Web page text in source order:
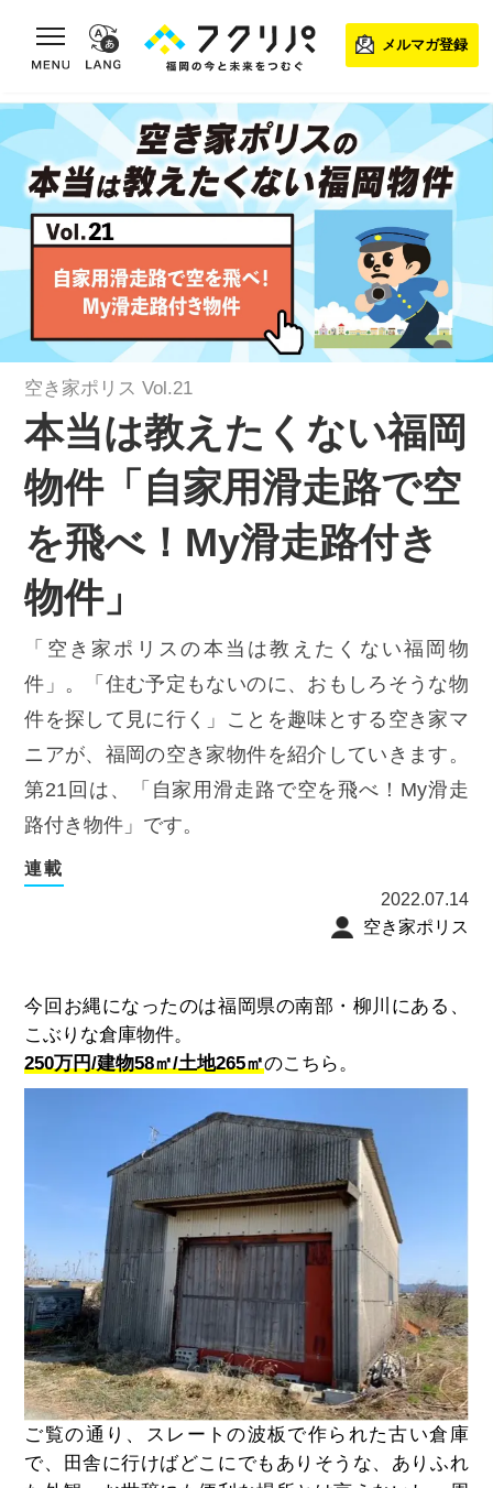
toggle navigation
メルマガ登録
空き家ポリス Vol.21
本当は教えたくない福岡
物件「自家用滑走路で空
を飛べ！My滑走路付き
物件」
「空き家ポリスの本当は教えたくない福岡物
件」。「住む予定もないのに、おもしろそうな物
件を探して見に行く」ことを趣味とする空き家マ
ニアが、福岡の空き家物件を紹介していきます。
第21回は、「自家用滑走路で空を飛べ！My滑走
路付き物件」です。
連載
2022.07.14
空き家ポリス
今回お縄になったのは福岡県の南部・柳川にある、
こぶりな倉庫物件。
250万円/建物58‪㎡/土地265‪㎡のこちら。
ご覧の通り、スレートの波板で作られた古い倉庫
で、田舎に行けばどこにでもありそうな、ありふれ